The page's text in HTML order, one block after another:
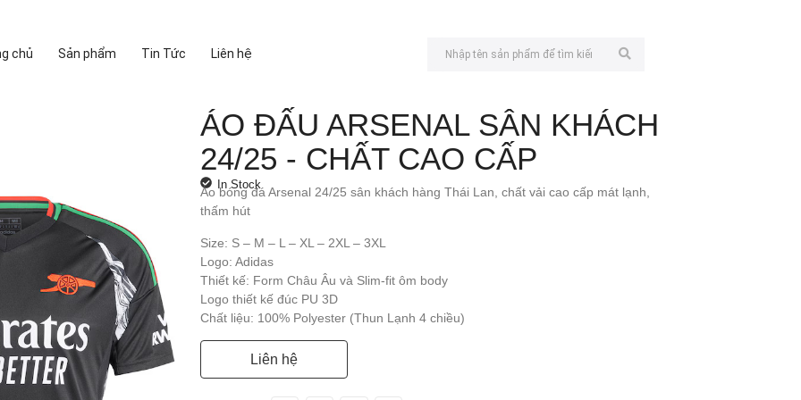
chủ Sản phẩm Tin Tức Liên hệ
ÁO ĐẤU ARSENAL SÂN KHÁCH
24/25 - CHẤT CAO CẤP
In Stock
Áo bóng đá Arsenal 24/25 sân khách hàng Thái Lan, chất vải cao cấp mát lạnh,
thấm hút
Size: S – M – L – XL – 2XL – 3XL
Logo: Adidas
Thiết kế: Form Châu Âu và Slim-fit ôm body
Logo thiết kế đúc PU 3D
Chất liệu: 100% Polyester (Thun Lạnh 4 chiều)
Liên hệ